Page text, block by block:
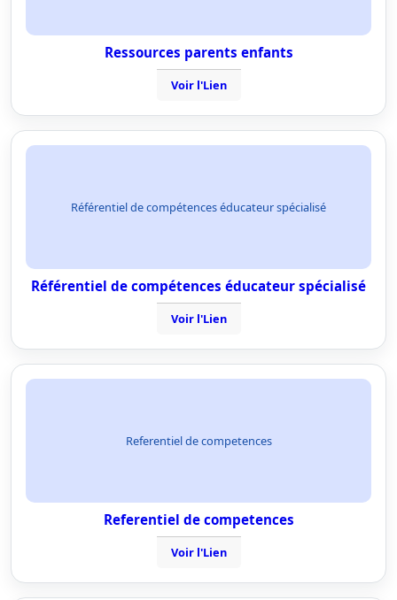
Ressources parents enfants
Voir l'Lien
Référentiel de compétences éducateur spécialisé
Référentiel de compétences éducateur spécialisé
Voir l'Lien
Referentiel de competences
Referentiel de competences
Voir l'Lien